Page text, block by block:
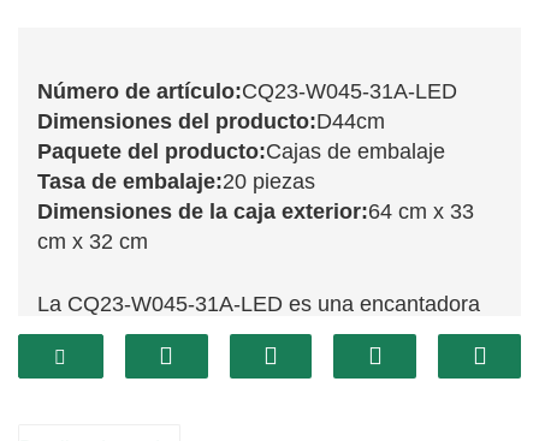
Número de artículo:CQ23-W045-31A-LED
Dimensiones del producto:D44cm
Paquete del producto:Cajas de embalaje
Tasa de embalaje:20 piezas
Dimensiones de la caja exterior:64 cm x 33
cm x 32 cm
La CQ23-W045-31A-LED es una encantadora
corona de 31 cm que combina el encanto
tradicional con una iluminación moderna. Con